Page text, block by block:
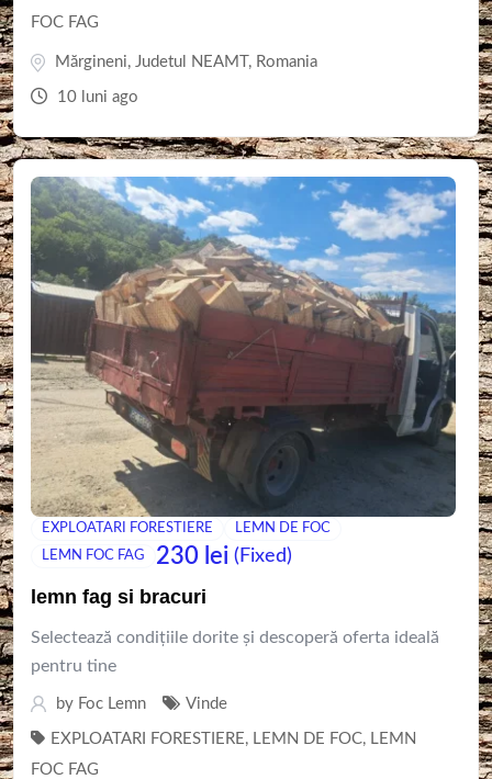
FOC FAG
Mărgineni, Judetul NEAMT , Romania
10 luni ago
EXPLOATARI FORESTIERE
LEMN DE FOC
LEMN FOC FAG
230 lei (Fixed)
lemn fag si bracuri
Selectează condițiile dorite și descoperă oferta ideală
pentru tine
by Foc Lemn Vinde
EXPLOATARI FORESTIERE, LEMN DE FOC, LEMN
FOC FAG